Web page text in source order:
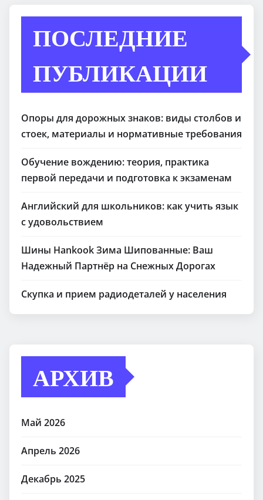
ПОСЛЕДНИЕ
ПУБЛИКАЦИИ
Опоры для дорожных знаков: виды столбов и
стоек, материалы и нормативные требования
Обучение вождению: теория, практика
первой передачи и подготовка к экзаменам
Английский для школьников: как учить язык
с удовольствием
Шины Hankook Зима Шипованные: Ваш
Надежный Партнёр на Снежных Дорогах
Скупка и прием радиодеталей у населения
АРХИВ
Май 2026
Апрель 2026
Декабрь 2025